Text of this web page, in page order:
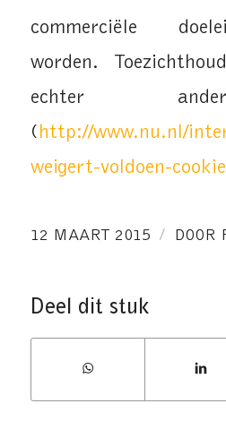
commerciële
worden.
echter
(http://www.nu.nl/
weigert-voldoen-
12 MAART 2015 / DOOR
Deel dit stuk